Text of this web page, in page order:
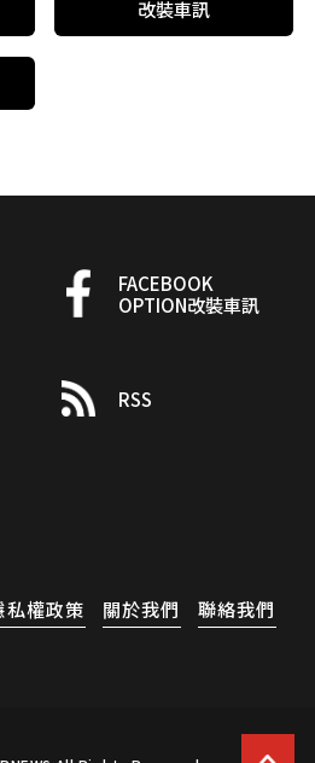
改裝車訊
FACEBOOK
OPTION改裝車訊
RSS
私權政策 關於我們 聯絡我們